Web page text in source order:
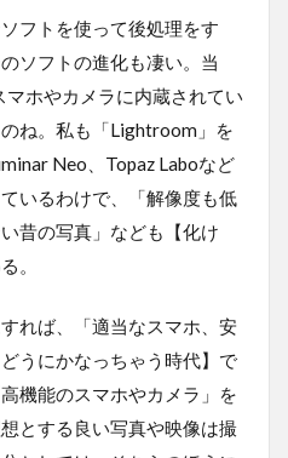
フトを使って後処理をす
ソフトの進化も凄い。当
ホやカメラに内蔵されてい
ね。私も「Lightroom」を
Neo、Topaz Laboなど
いるわけで、「解像度も低
昔の写真」なども【化け
。
れば、「適当なスマホ、安
うにかなっちゃう時代】で
機能のスマホやカメラ」を
とする良い写真や映像は撮